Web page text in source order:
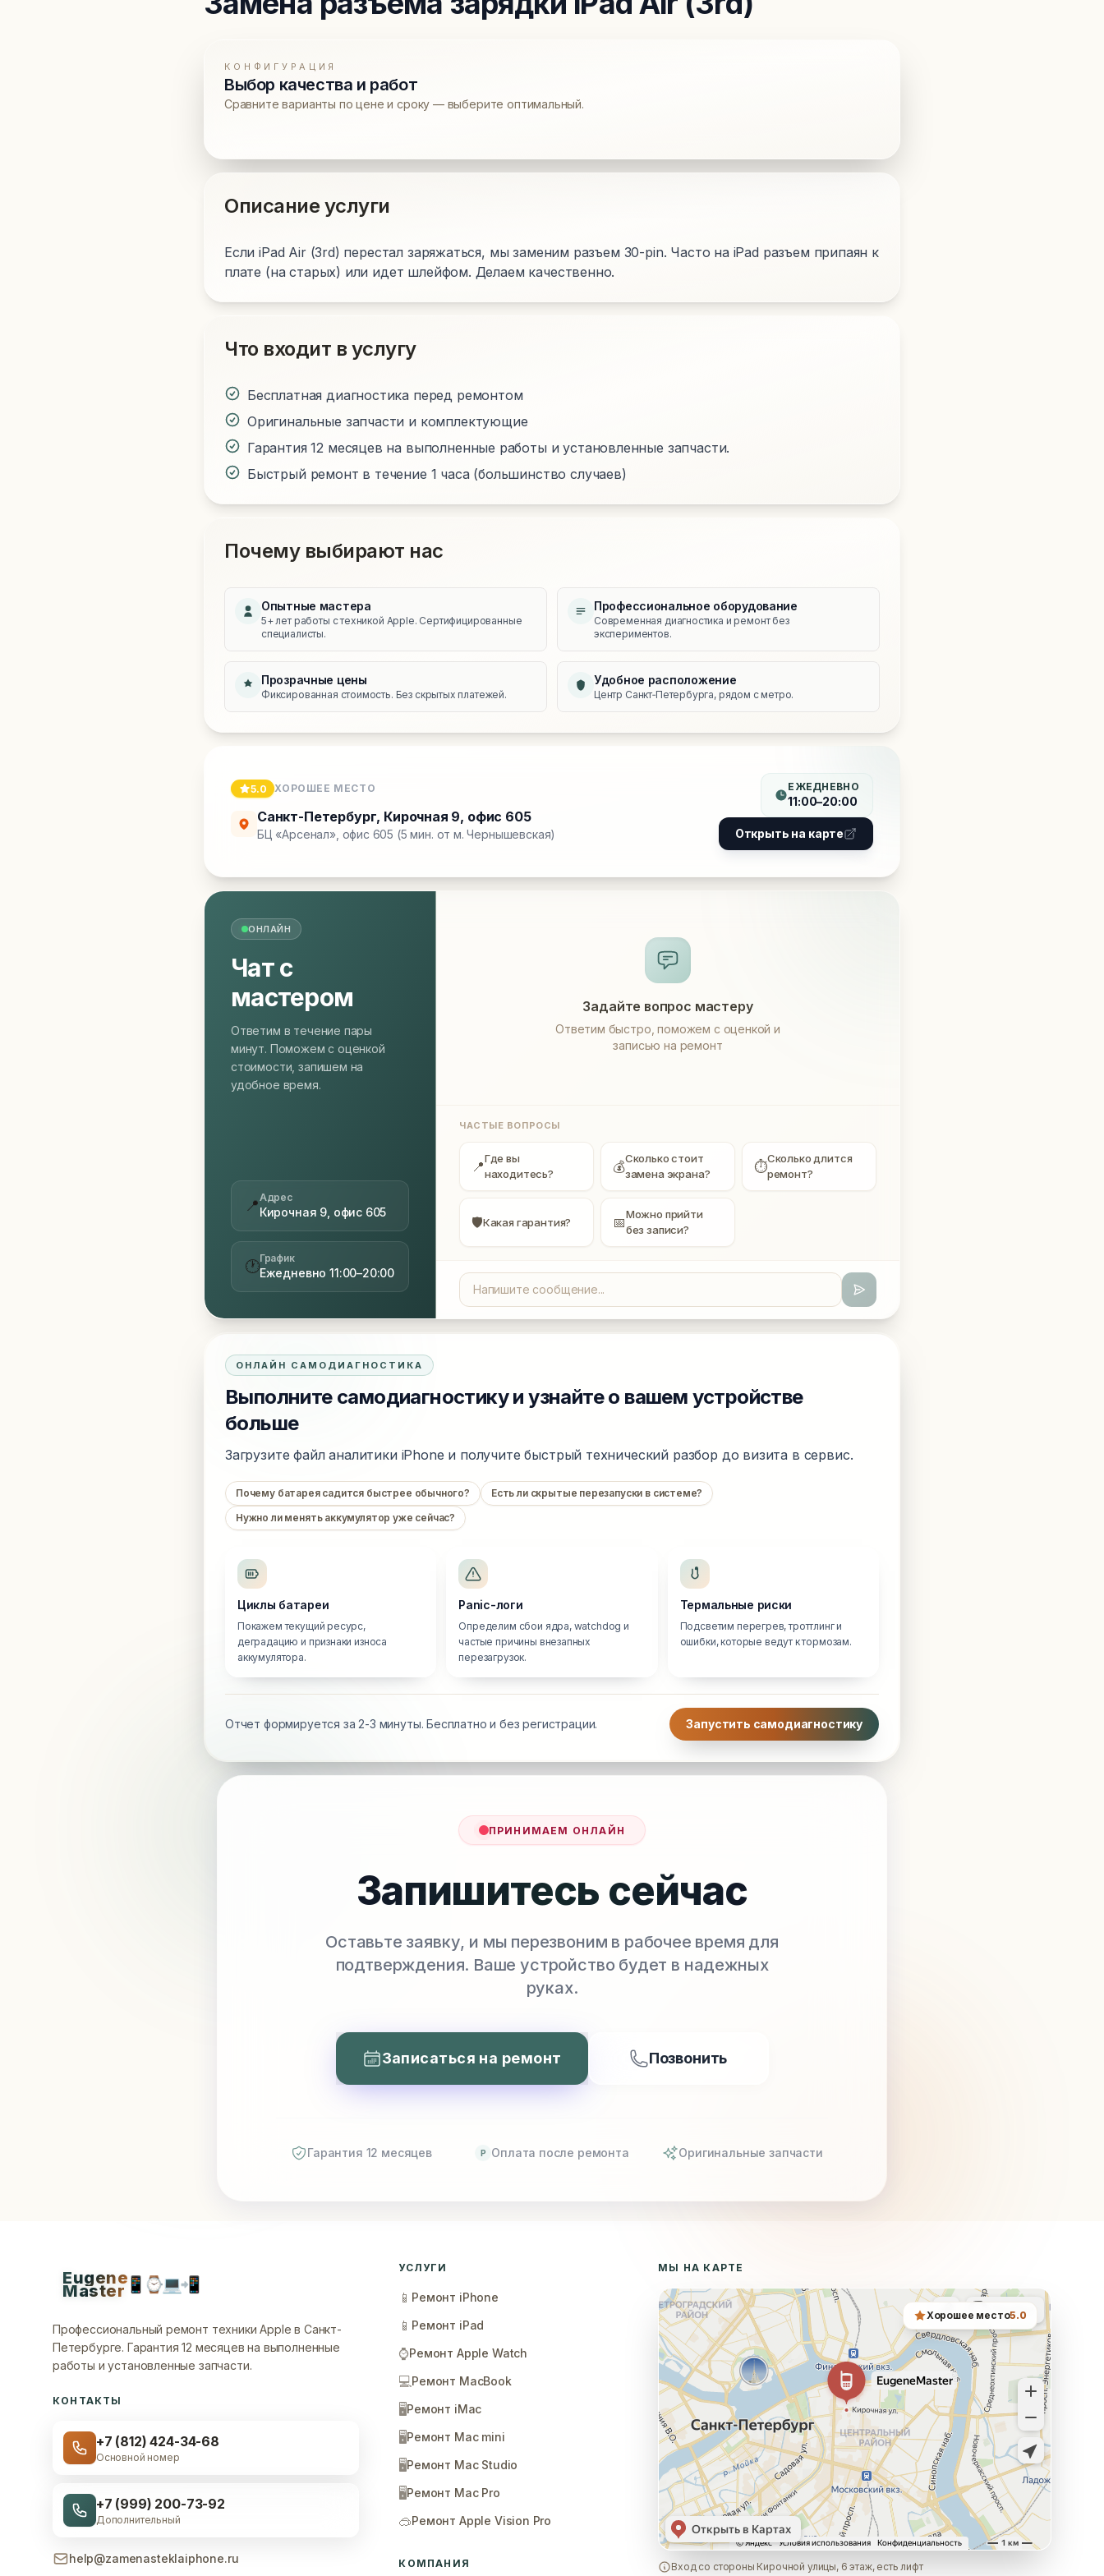
КОНФИГУРАЦИЯ
Выбор качества и работ
Сравните варианты по цене и сроку — выберите оптимальный.
Описание услуги
Если iPad Air (3rd) перестал заряжаться, мы заменим разъем 30-pin. Часто на iPad разъем припаян к
плате (на старых) или идет шлейфом. Делаем качественно.
Что входит в услугу
Бесплатная диагностика перед ремонтом
Оригинальные запчасти и комплектующие
Гарантия 12 месяцев на выполненные работы и установленные запчасти.
Быстрый ремонт в течение 1 часа (большинство случаев)
Почему выбирают нас
Опытные мастера
5+ лет работы с техникой Apple. Сертифицированные
специалисты.
Профессиональное оборудование
Современная диагностика и ремонт без
экспериментов.
Прозрачные цены
Фиксированная стоимость. Без скрытых платежей.
Удобное расположение
Центр Санкт‑Петербурга, рядом с метро.
5.0 ХОРОШЕЕ МЕСТО
Санкт-Петербург, Кирочная 9, офис 605
БЦ «Арсенал», офис 605 (5 мин. от м. Чернышевская)
ЕЖЕДНЕВНО
11:00–20:00
Открыть на карте
ОНЛАЙН
Чат с
мастером
Ответим в течение пары
минут. Поможем с оценкой
стоимости, запишем на
удобное время.
📍Адрес
Кирочная 9, офис 605
🕐График
Ежедневно 11:00–20:00
Задайте вопрос мастеру
Ответим быстро, поможем с оценкой и
записью на ремонт
ЧАСТЫЕ ВОПРОСЫ
📍Где вы
находитесь?
💰Сколько стоит
замена экрана?
⏱Сколько длится
ремонт?
🛡Какая гарантия? 📅Можно прийти
без записи?
ОНЛАЙН САМОДИАГНОСТИКА
Выполните самодиагностику и узнайте о вашем устройстве
больше
Загрузите файл аналитики iPhone и получите быстрый технический разбор до визита в сервис.
Почему батарея садится быстрее обычного?
Есть ли скрытые перезапуски в системе?
Нужно ли менять аккумулятор уже сейчас?
Циклы батареи
Покажем текущий ресурс,
деградацию и признаки износа
аккумулятора.
Panic-логи
Определим сбои ядра, watchdog и
частые причины внезапных
перезагрузок.
Термальные риски
Подсветим перегрев, троттлинг и
ошибки, которые ведут к тормозам.
Отчет формируется за 2-3 минуты. Бесплатно и без регистрации. Запустить самодиагностику
ПРИНИМАЕМ ОНЛАЙН
Запишитесь сейчас
Оставьте заявку, и мы перезвоним в рабочее время для
подтверждения. Ваше устройство будет в надежных
руках.
Записаться на ремонт Позвонить
Гарантия 12 месяцев P Оплата после ремонта Оригинальные запчасти
Eugene
Master📱 ⌚💻📲
Профессиональный ремонт техники Apple в Санкт-
Петербурге. Гарантия 12 месяцев на выполненные
работы и установленные запчасти.
КОНТАКТЫ
+7 (812) 424-34-68
Основной номер
+7 (999) 200-73-92
Дополнительный
help@zamenasteklaiphone.ru
УСЛУГИ
📱 Ремонт iPhone
📱 Ремонт iPad
⌚Ремонт Apple Watch
💻Ремонт MacBook
🖥️Ремонт iMac
🖥️Ремонт Mac mini
🖥️Ремонт Mac Studio
🖥️Ремонт Mac Pro
🥽Ремонт Apple Vision Pro
КОМПАНИЯ
МЫ НА КАРТЕ
Хорошее место5.0
Вход со стороны Кирочной улицы, 6 этаж, есть лифт